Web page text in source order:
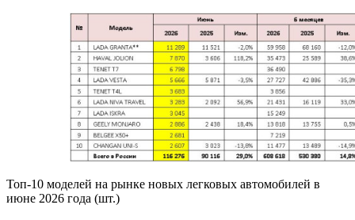
Топ-10 моделей на рынке новых легковых автомобилей в
июне 2026 года (шт.)